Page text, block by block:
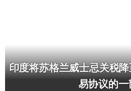
印度将苏格兰威士忌关税
易协议的一